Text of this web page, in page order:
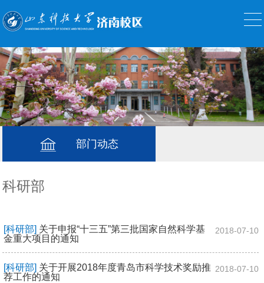
部门动态
科研部
[科研部] 关于申报“十三五”第三批国家自然科学基
金重大项目的通知
2018-07-10
[科研部] 关于开展2018年度青岛市科学技术奖励推
荐工作的通知
2018-07-10